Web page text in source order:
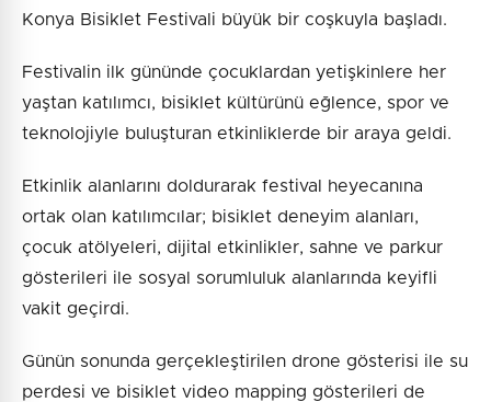
Konya Bisiklet Festivali büyük bir coşkuyla başladı.
Festivalin ilk gününde çocuklardan yetişkinlere her
yaştan katılımcı, bisiklet kültürünü eğlence, spor ve
teknolojiyle buluşturan etkinliklerde bir araya geldi.
Etkinlik alanlarını doldurarak festival heyecanına
ortak olan katılımcılar; bisiklet deneyim alanları,
çocuk atölyeleri, dijital etkinlikler, sahne ve parkur
gösterileri ile sosyal sorumluluk alanlarında keyifli
vakit geçirdi.
Günün sonunda gerçekleştirilen drone gösterisi ile su
perdesi ve bisiklet video mapping gösterileri de